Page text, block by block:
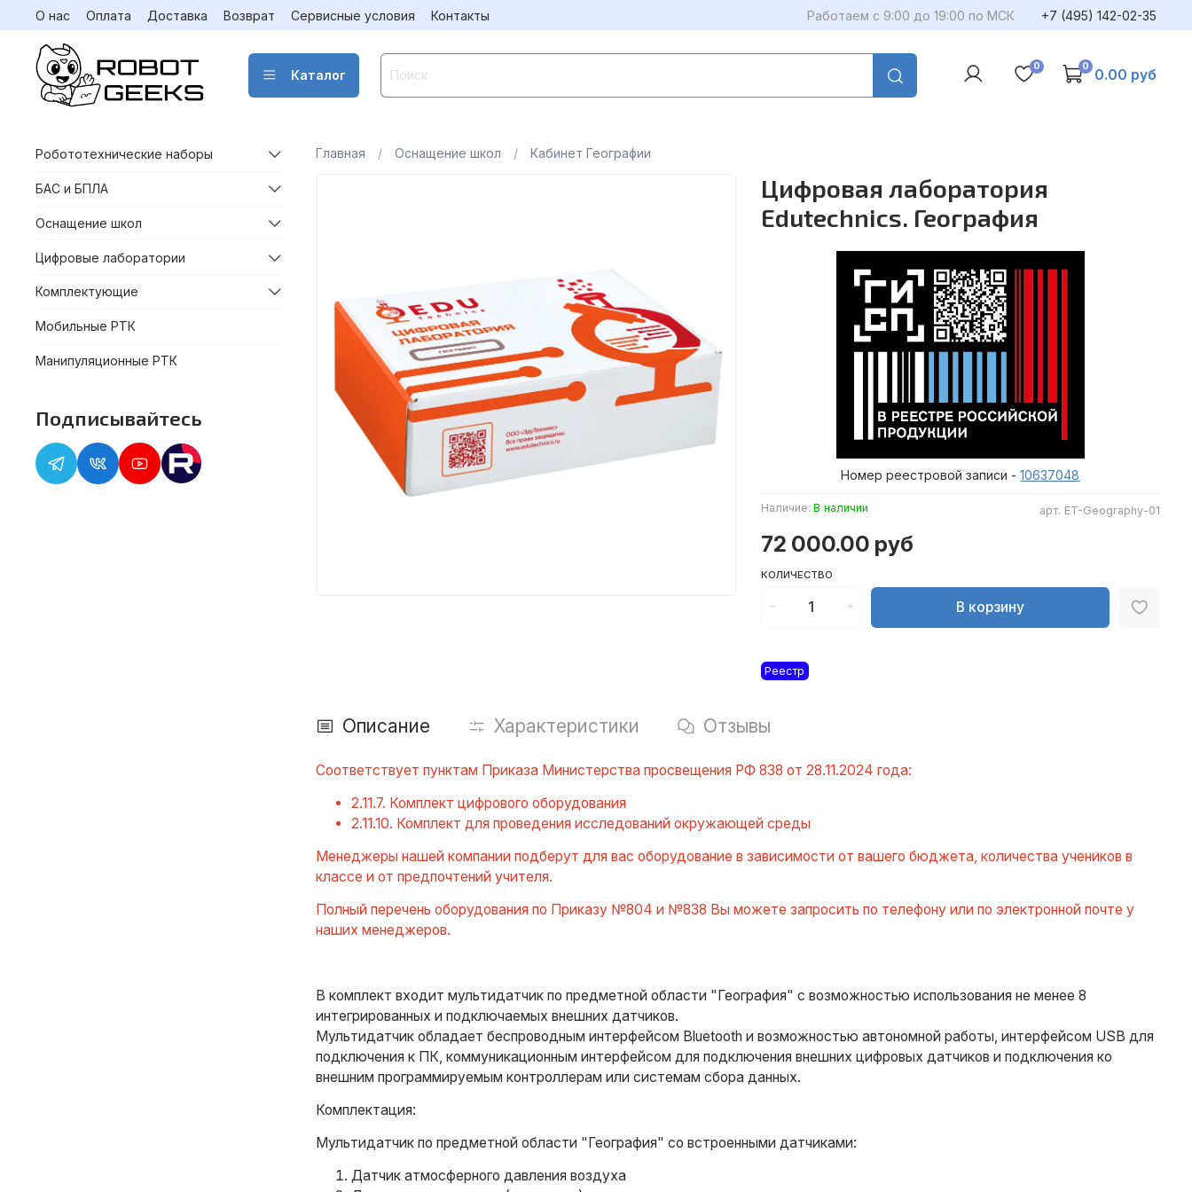
О нас Оплата Доставка Возврат Сервисные условия Контакты Работаем с 9:00 до 19:00 по МСК +7 (495) 142-02-35
Каталог
0 0 0.00 руб
Главная Оснащение школ Кабинет Географии
арт. ET-Geography-01
Наличие: В наличии
Реестр
Цифровая лаборатория
Edutechnics. География
72 000.00 руб
КОЛИЧЕСТВО
В корзину
Номер реестровой записи -10637048
Описание Характеристики Отзывы
Соответствует пунктам Приказа Министерства просвещения РФ 838 от 28.11.2024 года:
2.11.7. Комплект цифрового оборудования
2.11.10. Комплект для проведения исследований окружающей среды
Менеджеры нашей компании подберут для вас оборудование в зависимости от вашего бюджета, количества учеников в
классе и от предпочтений учителя.
Полный перечень оборудования по Приказу №804 и №838 Вы можете запросить по телефону или по электронной почте у
наших менеджеров.
В комплект входит мультидатчик по предметной области "География" с возможностью использования не менее 8
интегрированных и подключаемых внешних датчиков.
Мультидатчик обладает беспроводным интерфейсом Bluetooth и возможностью автономной работы, интерфейсом USB для
подключения к ПК, коммуникационным интерфейсом для подключения внешних цифровых датчиков и подключения ко
внешним программируемым контроллерам или системам сбора данных.
Комплектация:
Мультидатчик по предметной области "География" со встроенными датчиками:
Датчик атмосферного давления воздуха
Робототехнические наборы
БАС и БПЛА
Оснащение школ
Цифровые лаборатории
Комплектующие
Мобильные РТК
Манипуляционные РТК
Подписывайтесь